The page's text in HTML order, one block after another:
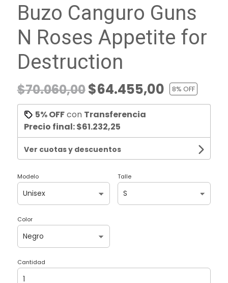
Buzo Canguro Guns
N Roses Appetite for
Destruction
$70.060,00$64.455,00 8% OFF
5% OFFcon Transferencia
Precio final:$61.232,25
Ver cuotas y descuentos
Modelo Talle
Color
Cantidad